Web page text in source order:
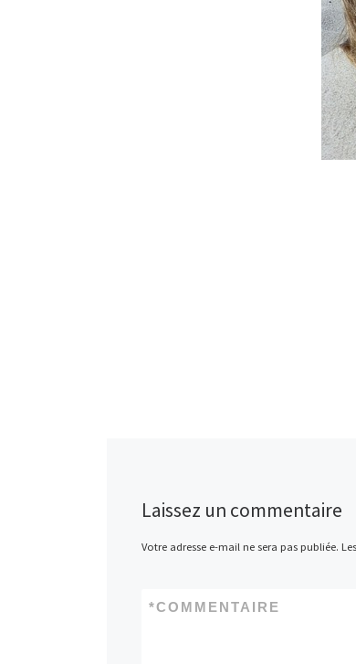
Laissez un commentaire
Votre adresse e-mail ne sera pas publiée.
COMMENTAIRE
*